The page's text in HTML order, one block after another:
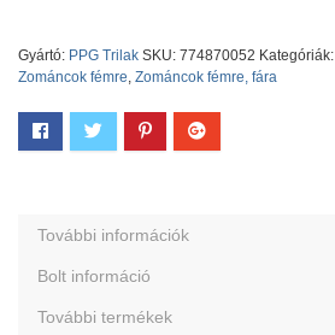
Gyártó: PPG Trilak SKU: 774870052 Kategóriák:
Zománcok fémre, Zománcok fémre, fára
További információk
Bolt információ
További termékek